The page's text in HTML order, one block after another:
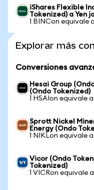
iShares Flexible
Tokenized) a Yen
1 BINCon equivale
Explorar más
Conversiones
Hesai Group
(Ondo Tokenized)
1 HSAIon equivale
Sprott Nickel
Energy (Ondo
1 NIKLon equivale
Vicor (Ondo
Tokenized)
1 VICRon equivale